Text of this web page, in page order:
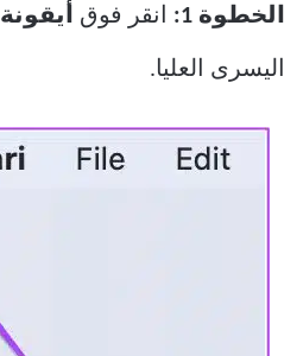
الخطوة 1: انقر فوق أيقونة Apple
اليسرى العليا.